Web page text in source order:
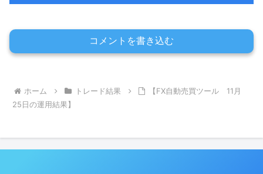
コメントを書き込む
ホーム トレード結果
【FX自動売買ツール 11月
25日の運用結果】